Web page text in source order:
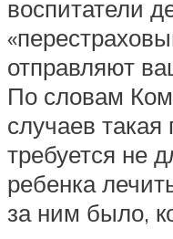
воспитатели
отправляют
По словам
случаев такая
требуется не
ребенка
за ним было,